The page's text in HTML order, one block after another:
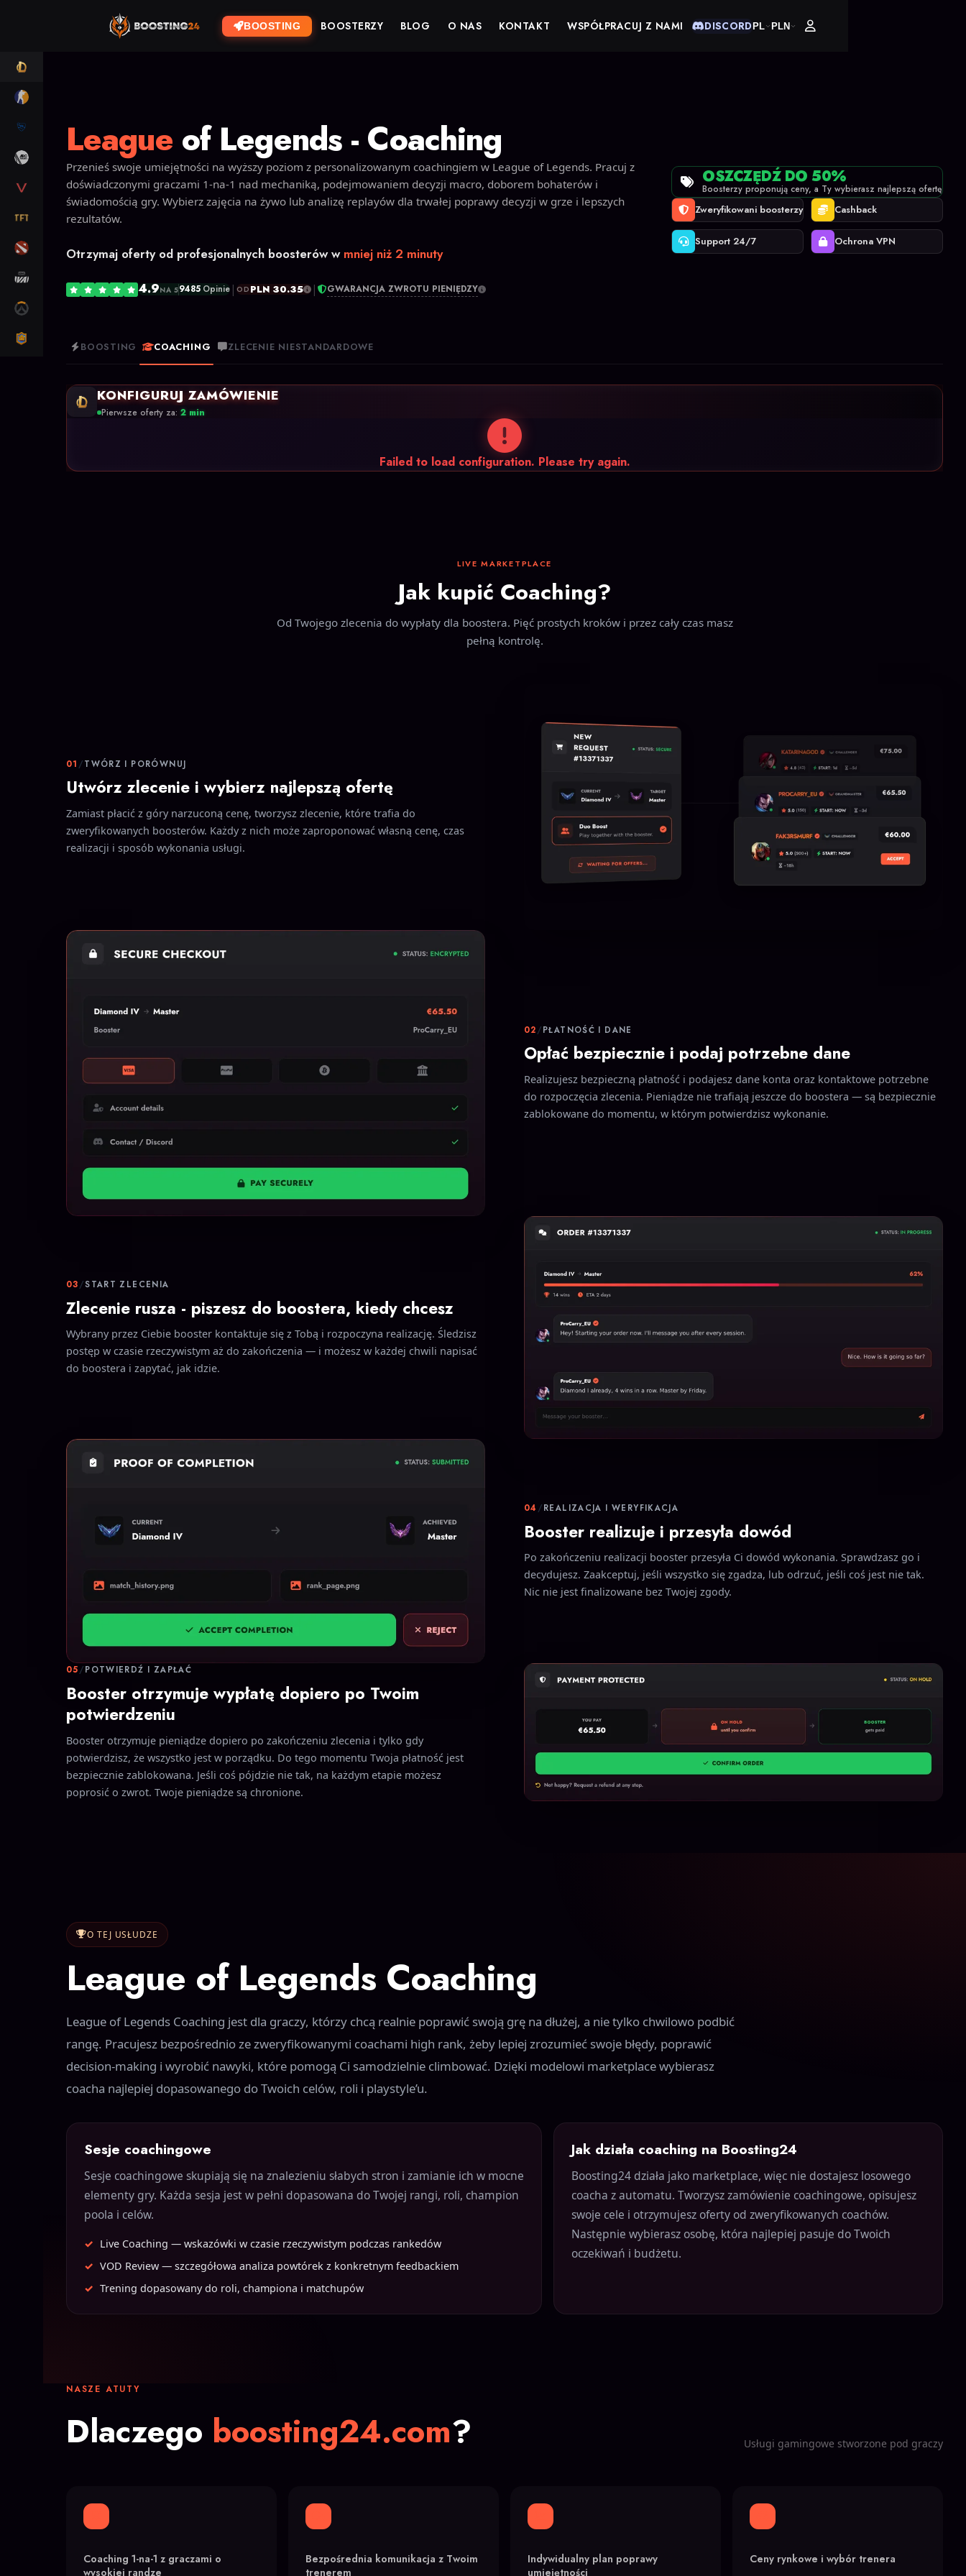
VALORANT
DOTA 2
CLASH ROYALE
BOOSTING BOOSTERZY BLOG O NAS KONTAKT WSPÓŁPRACUJ Z NAMI DISCORDPL PLN
League of Legends - Coaching
Przenieś swoje umiejętności na wyższy poziom z personalizowanym coachingiem w League of Legends. Pracuj z
doświadczonymi graczami 1-na-1 nad mechaniką, podejmowaniem decyzji macro, doborem bohaterów i
świadomością gry. Wybierz zajęcia na żywo lub analizę replayów dla trwałej poprawy decyzji w grze i lepszych
rezultatów.
Otrzymaj oferty od profesjonalnych boosterów w mniej niż 2 minuty
4.9NA 59485 Opinie |OD PLN 30.35 | GWARANCJA ZWROTU PIENIĘDZY
OSZCZĘDŹ DO 50%
Boosterzy proponują ceny, a Ty wybierasz najlepszą ofertę
Zweryfikowani boosterzy Cashback
Support 24/7 Ochrona VPN
BOOSTING COACHING ZLECENIE NIESTANDARDOWE
KONFIGURUJ ZAMÓWIENIE
Pierwsze oferty za: 2 min
Failed to load configuration. Please try again.
LIVE MARKETPLACE
Jak kupić Coaching?
Od Twojego zlecenia do wypłaty dla boostera. Pięć prostych kroków i przez cały czas masz
pełną kontrolę.
01 /TWÓRZ I PORÓWNUJ
Utwórz zlecenie i wybierz najlepszą ofertę
Zamiast płacić z góry narzuconą cenę, tworzysz zlecenie, które trafia do
zweryfikowanych boosterów. Każdy z nich może zaproponować własną cenę, czas
realizacji i sposób wykonania usługi.
02/PŁATNOŚĆ I DANE
Opłać bezpiecznie i podaj potrzebne dane
Realizujesz bezpieczną płatność i podajesz dane konta oraz kontaktowe potrzebne
do rozpoczęcia zlecenia. Pieniądze nie trafiają jeszcze do boostera — są bezpiecznie
zablokowane do momentu, w którym potwierdzisz wykonanie.
03/START ZLECENIA
Zlecenie rusza - piszesz do boostera, kiedy chcesz
Wybrany przez Ciebie booster kontaktuje się z Tobą i rozpoczyna realizację. Śledzisz
postęp w czasie rzeczywistym aż do zakończenia — i możesz w każdej chwili napisać
do boostera i zapytać, jak idzie.
04 /REALIZACJA I WERYFIKACJA
Booster realizuje i przesyła dowód
Po zakończeniu realizacji booster przesyła Ci dowód wykonania. Sprawdzasz go i
decydujesz. Zaakceptuj, jeśli wszystko się zgadza, lub odrzuć, jeśli coś jest nie tak.
Nic nie jest finalizowane bez Twojej zgody.
05/POTWIERDŹ I ZAPŁAĆ
Booster otrzymuje wypłatę dopiero po Twoim
potwierdzeniu
Booster otrzymuje pieniądze dopiero po zakończeniu zlecenia i tylko gdy
potwierdzisz, że wszystko jest w porządku. Do tego momentu Twoja płatność jest
bezpiecznie zablokowana. Jeśli coś pójdzie nie tak, na każdym etapie możesz
poprosić o zwrot. Twoje pieniądze są chronione.
O TEJ USŁUDZE
League of Legends Coaching
League of Legends Coaching jest dla graczy, którzy chcą realnie poprawić swoją grę na dłużej, a nie tylko chwilowo podbić
rangę. Pracujesz bezpośrednio ze zweryfikowanymi coachami high rank, żeby lepiej zrozumieć swoje błędy, poprawić
decision-making i wyrobić nawyki, które pomogą Ci samodzielnie climbować. Dzięki modelowi marketplace wybierasz
coacha najlepiej dopasowanego do Twoich celów, roli i playstyle’u.
Sesje coachingowe
Sesje coachingowe skupiają się na znalezieniu słabych stron i zamianie ich w mocne
elementy gry. Każda sesja jest w pełni dopasowana do Twojej rangi, roli, champion
poola i celów.
Live Coaching — wskazówki w czasie rzeczywistym podczas rankedów
VOD Review — szczegółowa analiza powtórek z konkretnym feedbackiem
Trening dopasowany do roli, championa i matchupów
Jak działa coaching na Boosting24
Boosting24 działa jako marketplace, więc nie dostajesz losowego
coacha z automatu. Tworzysz zamówienie coachingowe, opisujesz
swoje cele i otrzymujesz oferty od zweryfikowanych coachów.
Następnie wybierasz osobę, która najlepiej pasuje do Twoich
oczekiwań i budżetu.
NASZE ATUTY
Dlaczego boosting24.com? Usługi gamingowe stworzone pod graczy
Coaching 1-na-1 z graczami o
wysokiej randze
Bezpośrednia komunikacja z Twoim
trenerem
Indywidualny plan poprawy
umiejętności
Ceny rynkowe i wybór trenera